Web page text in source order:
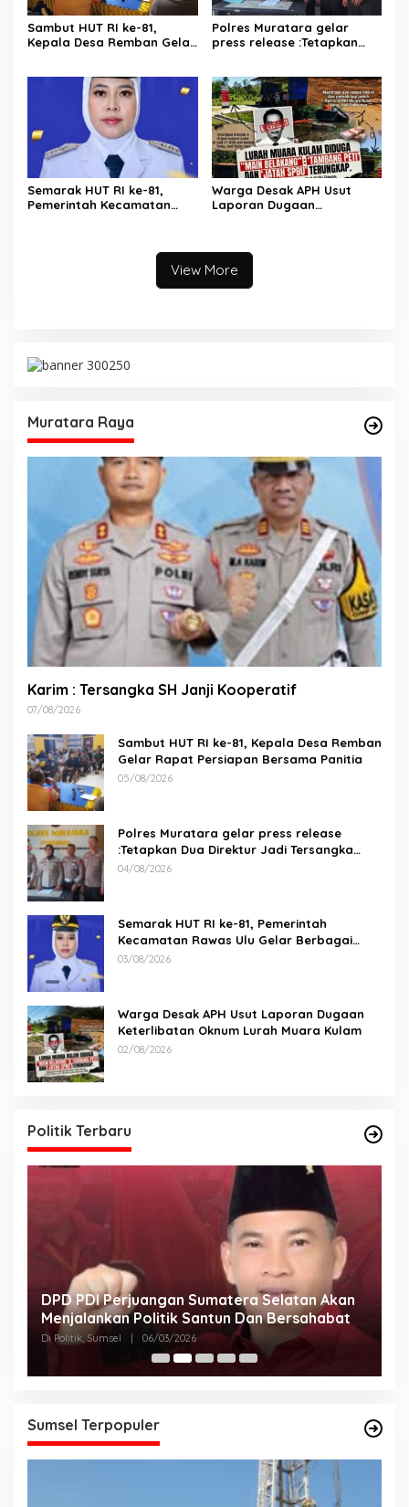
Sambut HUT RI ke-81,
Kepala Desa Remban Gelar
Polres Muratara gelar
press release :Tetapkan
Maut antara Bus ALS dan
Tangki BBM Tewaskan 19
Orang
Semarak HUT RI ke-81,
Pemerintah Kecamatan
Warga Desak APH Usut
Laporan Dugaan
View More
Muratara Raya
Karim : Tersangka SH Janji Kooperatif
07/08/2026
Sambut HUT RI ke-81, Kepala Desa Remban
Gelar Rapat Persiapan Bersama Panitia
05/08/2026
Polres Muratara gelar press release
:Tetapkan Dua Direktur Jadi Tersangka
Kecelakaan Maut antara Bus ALS dan
04/08/2026
Semarak HUT RI ke-81, Pemerintah
Kecamatan Rawas Ulu Gelar Berbagai
Lomba
03/08/2026
Warga Desak APH Usut Laporan Dugaan
Keterlibatan Oknum Lurah Muara Kulam
02/08/2026
Politik Terbaru
DPD PDI Perjuangan Sumatera Selatan Akan
Menjalankan Politik Santun Dan Bersahabat
Di Politik, Sumsel | 06/03/2026
Sumsel Terpopuler